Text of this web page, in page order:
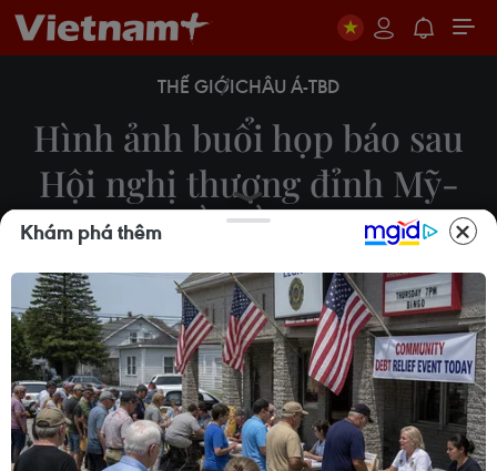
THẾ GIỚICHÂU Á-TBD
Hình ảnh buổi họp báo sau
Hội nghị thượng đỉnh Mỹ-
Triều lần hai
28/02/2019 08:04
Tại cuộc họp báo sau Hội nghị thượng đỉnh Mỹ-
Triều lần hai ở Hà Nội ngày 28/2/2019, Tổng
thống Mỹ Donald Trump cho biết khúc mắc trong
đàm phán nằm ở vấn đề trừng phạt.
Khám phá thêm